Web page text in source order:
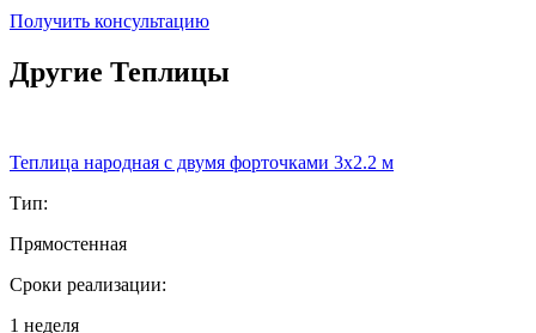
Получить консультацию
Другие Теплицы
Теплица народная с двумя форточками 3х2.2 м
Тип:
Прямостенная
Сроки реализации:
1 неделя